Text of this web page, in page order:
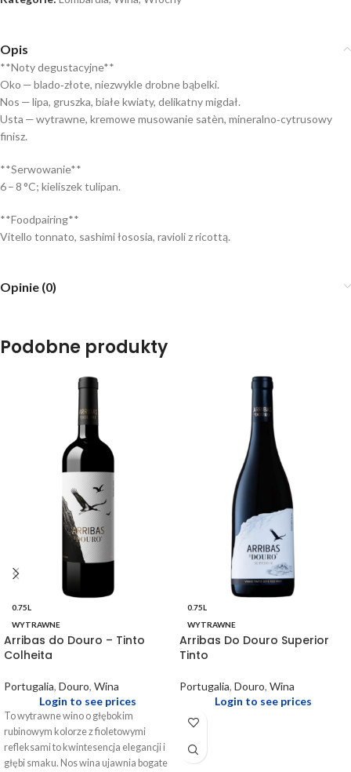
Opis
**Noty degustacyjne**
Oko — blado‑złote, niezwykle drobne bąbelki.
Nos — lipa, gruszka, białe kwiaty, delikatny migdał.
Usta — wytrawne, kremowe musowanie satèn, mineralno‑cytrusowy
finisz.
**Serwowanie**
6 – 8 °C; kieliszek tulipan.
**Foodpairing**
Vitello tonnato, sashimi łososia, ravioli z ricottą.
Opinie (0)
Podobne produkty
0.75L
WYTRAWNE
Arribas do Douro – Tinto
Colheita
Portugalia, Douro, Wina
Login to see prices
To wytrawne wino o głębokim
rubinowym kolorze z fioletowymi
refleksami to kwintesencja elegancji i
głębi smaku. Nos wina ujawnia bogate
0.75L
WYTRAWNE
Arribas Do Douro Superior
Tinto
Portugalia, Douro, Wina
Login to see prices